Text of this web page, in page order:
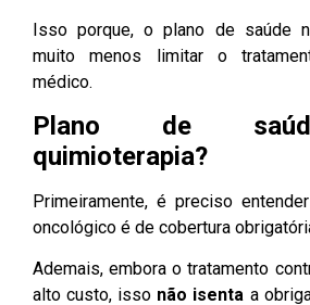
Isso porque, o plano de saúde
muito menos limitar o
médico.
Plano de
quimioterapia?
Primeiramente, é preciso
oncológico é de cobertura
Ademais, embora o tratamento
alto custo, isso não isenta a